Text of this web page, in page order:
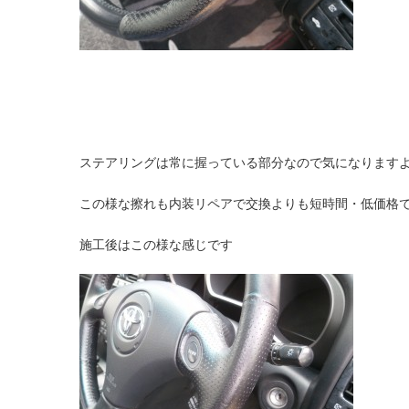
ステアリングは常に握っている部分なので気になります
この様な擦れも内装リペアで交換よりも短時間・低価格
施工後はこの様な感じです